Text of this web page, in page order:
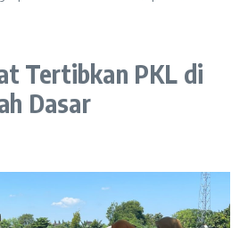
Tertibkan PKL di
Dasar